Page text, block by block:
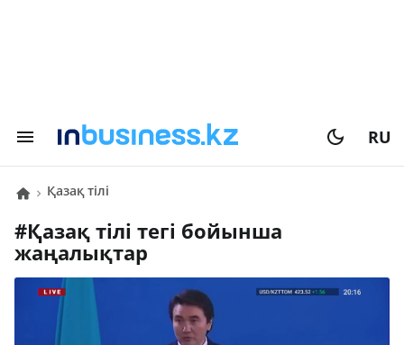
RU
қазақ тілі
# қазақ тілі тегі бойынша
жаңалықтар